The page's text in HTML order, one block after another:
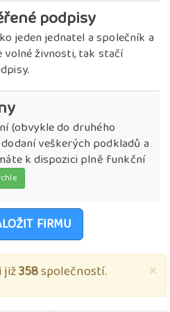
podpisy
jeden jednatel a společník a
živnosti, tak stačí
(obvykle do druhého
veškerých podkladů a
k dispozici plně funkční
FIRMU
×
již358společností.